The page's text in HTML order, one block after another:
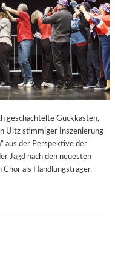
O
S
T
E
R
F
E
S
S
P
I
E
L
geschachtelte Guckkästen,
Ultz stimmiger Inszenierung
aus der Perspektive der
Jagd nach den neuesten
als Handlungsträger,